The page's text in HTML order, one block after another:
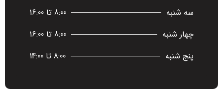
سه شنبه
8:00 تا 16:00
چهار شنبه
8:00 تا 16:00
پنج شنبه
8:00 تا 14:00